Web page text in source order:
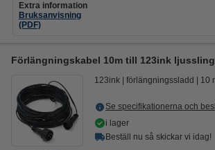
Extra information
Bruksanvisning
(PDF)
Förlängningskabel 10m till 123ink
123ink förlängningssladd 10
Se specifikationerna och
i lager
Beställ nu så skickar vi idag!